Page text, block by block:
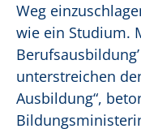
Weg
wie ein Studium.
unterstreichen
Ausbildung“,